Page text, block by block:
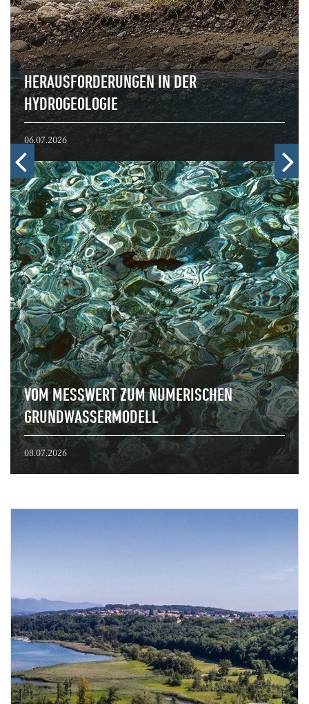
HERAUSFORDERUNGEN IN DER
HYDROGEOLOGIE
06.07.2026
VOM MESSWERT ZUM NUMERISCHEN
GRUNDWASSERMODELL
08.07.2026
Zurück